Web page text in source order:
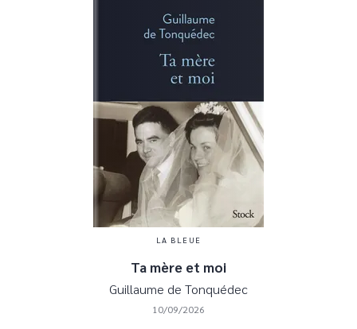
LA BLEUE
Ta mère et moi
Guillaume de Tonquédec
10/09/2026